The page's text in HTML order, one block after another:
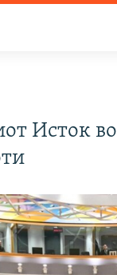
Исток